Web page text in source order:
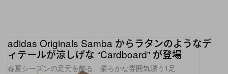
adidas Originals Samba からラタンのようなデ
ィテールが涼しげな “Cardboard” が登場
春夏シーズンの足元を飾る、柔らかな雰囲気漂う1足